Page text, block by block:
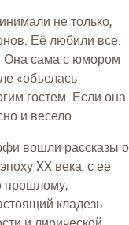
не только,
Её любили все.
Она сама с юмором
«объелась
гостем. Если она
и весело.
вошли рассказы о
XX века, с ее
прошлому,
кладезь